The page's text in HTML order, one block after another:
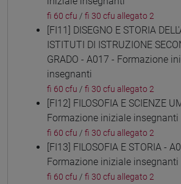
fi 60 cfu / fi 30 cfu allegato 2
[FI11] DISEGNO E STORIA
ISTITUTI DI ISTRUZIONE
GRADO - A017 - Formazione
insegnanti
fi 60 cfu / fi 30 cfu allegato 2
[FI12] FILOSOFIA E SCIENZE
Formazione iniziale insegnanti
fi 60 cfu / fi 30 cfu allegato 2
[FI13] FILOSOFIA E STORIA -
Formazione iniziale insegnanti
fi 60 cfu / fi 30 cfu allegato 2